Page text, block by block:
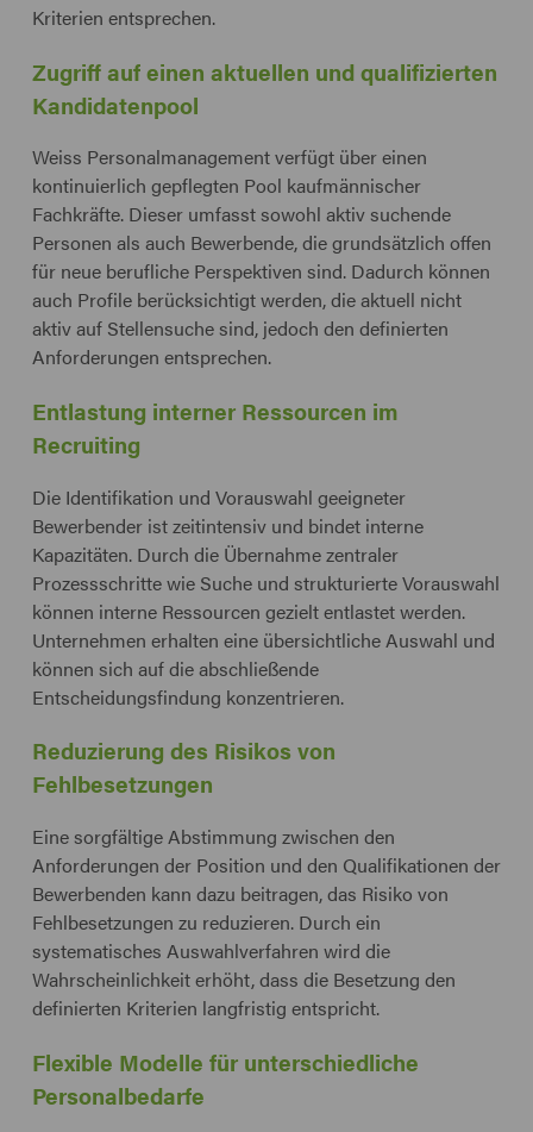
Kriterien entsprechen.
Zugriff auf einen aktuellen und qualifizierten
Kandidatenpool
Weiss Personalmanagement verfügt über einen
kontinuierlich gepflegten Pool kaufmännischer
Fachkräfte. Dieser umfasst sowohl aktiv suchende
Personen als auch Bewerbende, die grundsätzlich offen
für neue berufliche Perspektiven sind. Dadurch können
auch Profile berücksichtigt werden, die aktuell nicht
aktiv auf Stellensuche sind, jedoch den definierten
Anforderungen entsprechen.
Entlastung interner Ressourcen im
Recruiting
Die Identifikation und Vorauswahl geeigneter
Bewerbender ist zeitintensiv und bindet interne
Kapazitäten. Durch die Übernahme zentraler
Prozessschritte wie Suche und strukturierte Vorauswahl
können interne Ressourcen gezielt entlastet werden.
Unternehmen erhalten eine übersichtliche Auswahl und
können sich auf die abschließende
Entscheidungsfindung konzentrieren.
Reduzierung des Risikos von
Fehlbesetzungen
Eine sorgfältige Abstimmung zwischen den
Anforderungen der Position und den Qualifikationen der
Bewerbenden kann dazu beitragen, das Risiko von
Fehlbesetzungen zu reduzieren. Durch ein
systematisches Auswahlverfahren wird die
Wahrscheinlichkeit erhöht, dass die Besetzung den
definierten Kriterien langfristig entspricht.
Flexible Modelle für unterschiedliche
Personalbedarfe